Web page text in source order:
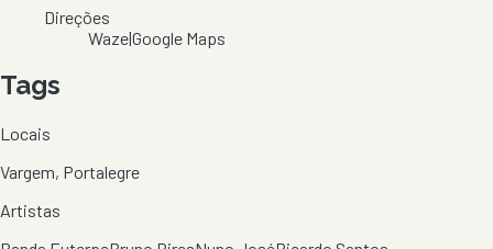
Direções
Waze|Google Maps
Tags
Locais
Vargem, Portalegre
Artistas